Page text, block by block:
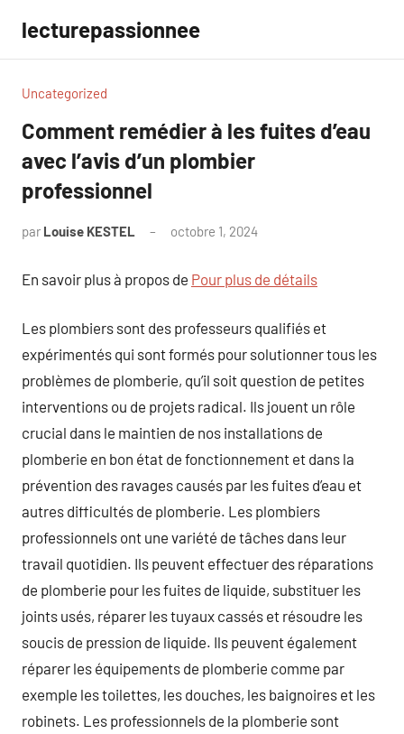
contenu
lecturepassionnee
Uncategorized
Comment remédier à les fuites d’eau
avec l’avis d’un plombier
professionnel
par Louise KESTEL octobre 1, 2024
En savoir plus à propos de Pour plus de détails
Les plombiers sont des professeurs qualifiés et
expérimentés qui sont formés pour solutionner tous les
problèmes de plomberie, qu’il soit question de petites
interventions ou de projets radical. Ils jouent un rôle
crucial dans le maintien de nos installations de
plomberie en bon état de fonctionnement et dans la
prévention des ravages causés par les fuites d’eau et
autres difficultés de plomberie. Les plombiers
professionnels ont une variété de tâches dans leur
travail quotidien. Ils peuvent effectuer des réparations
de plomberie pour les fuites de liquide, substituer les
joints usés, réparer les tuyaux cassés et résoudre les
soucis de pression de liquide. Ils peuvent également
réparer les équipements de plomberie comme par
exemple les toilettes, les douches, les baignoires et les
robinets. Les professionnels de la plomberie sont